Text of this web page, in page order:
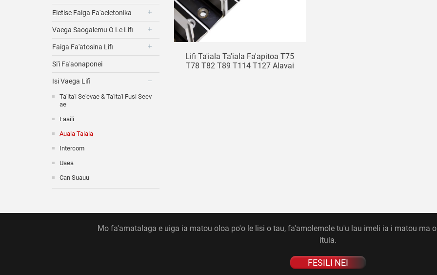
Eletise Faiga Fa'aeletonika
Vaega Saogalemu O Le Lifi
Faiga Fa'atosina Lifi
Si'i Fa'aonaponei
Isi Vaega Lifi
Ta'ita'i Se'evae & Ta'ita'i Fusi Seev
Ae
Faaili
Auala Taiala
Intercom
Uaea
Can Suauu
Lifi Ta'iala Ta'iala Fa'apitoa T75
T78 T82 T89 T114 T127 Alavai
Mo fa'amatalaga e uiga ia matou oloa po'o le lisi o tau, fa'amolemole tu'u lau imeli ia i matou ma
itula.
FESILI NEI